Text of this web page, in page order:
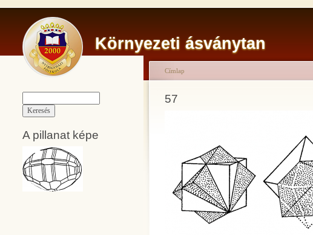
Környezeti ásványtan
A pillanat képe
Címlap
57